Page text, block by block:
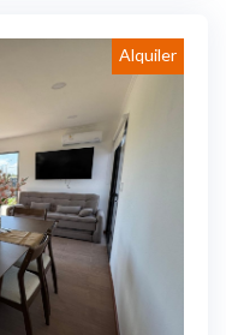
Alquiler